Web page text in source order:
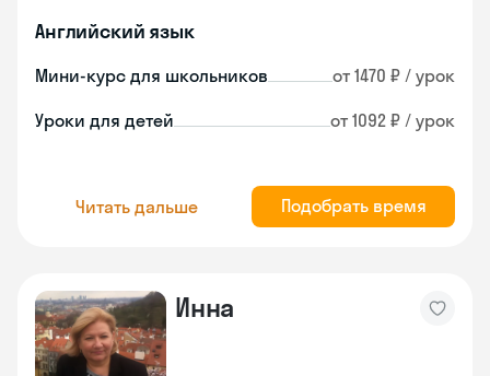
Английский язык
Мини-курс для школьников от 1470 ₽ / урок
Уроки для детей от 1092 ₽ / урок
Читать дальше Подобрать время
Инна